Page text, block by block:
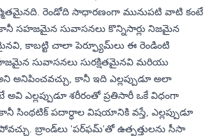
రెండోది సాధారణంగా మునుపటి వాటి కంటే
కానీ సహజమైన సువాసనలు కొన్నిసార్లు నిజమైన
కాబట్టి చాలా పెర్ఫ్యూమ్‌లు ఈ రెండింటి
సువాసనలు సురక్షితమైనవి మరియు
అనిపించవచ్చు, కానీ ఇది ఎల్లప్పుడూ అలా
అవి ఎల్లప్పుడూ శరీరంతో ప్రతిసారీ ఒకే విధంగా
కానీ సింథటిక్ పదార్ధాల విషయానికి వస్తే, ఎల్లప్పుడూ
బ్రాండ్‌లు 'పర్‌ఫమ్'తో ఉత్పత్తులను సీసా